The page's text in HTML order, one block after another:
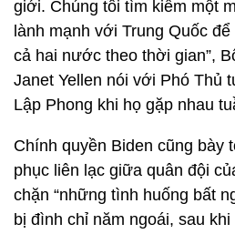
giới. Chúng tôi tìm kiếm một
lành mạnh với Trung Quốc
cả hai nước theo thời gian”,
Janet Yellen nói với Phó Thủ
Lập Phong khi họ gặp nhau
Chính quyền Biden cũng bày
phục liên lạc giữa quân đội
chặn “những tình huống bất
bị đình chỉ năm ngoái, sau